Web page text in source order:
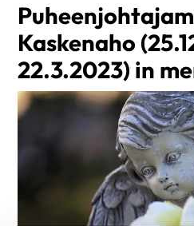
Kaskenaho
22.3.2023) in